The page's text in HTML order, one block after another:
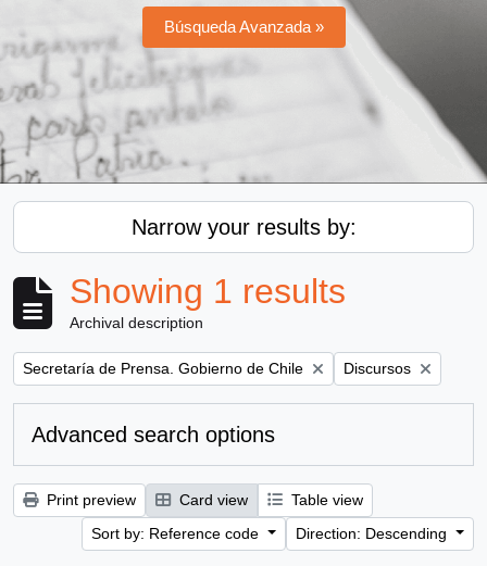
Búsqueda Avanzada »
Narrow your results by:
Showing 1 results
Archival description
Remove filter:
Secretaría de Prensa. Gobierno de Chile Remove filter:
Discursos
Advanced search options
Print preview Card view
Table view
Sort by: Reference code
Direction: Descending